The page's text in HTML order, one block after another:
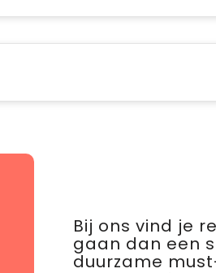
Bij ons vind je
gaan dan een
duurzame